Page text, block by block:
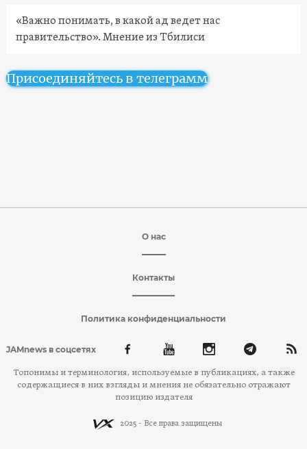
«Важно понимать, в какой ад ведет нас
правительство». Мнение из Тбилиси
Присоединяйтесь в телеграмм
О нас
Контакты
Политика конфиденциальности
JAMnews в соцсетях
Топонимы и терминология, используемые в публикациях, а также
содержащиеся в них взгляды и мнения не обязательно отражают
позицию издателя
2025 - Все права защищены